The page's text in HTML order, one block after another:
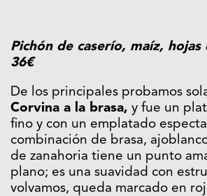
Pichón de caserío, maíz, hojas
36€
De los principales probamos
Corvina a la brasa, y fue un
fino y con un emplatado
combinación de brasa,
de zanahoria tiene un punto
plano; es una suavidad con
volvamos, queda marcado en